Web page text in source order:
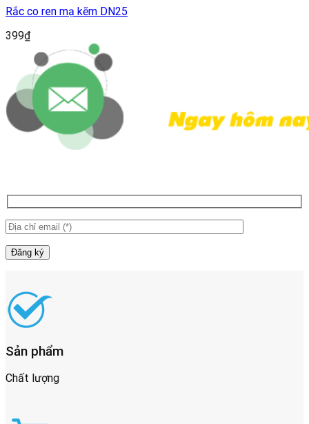
Rắc co ren mạ kẽm DN25
399₫
Sản phẩm
Chất lượng